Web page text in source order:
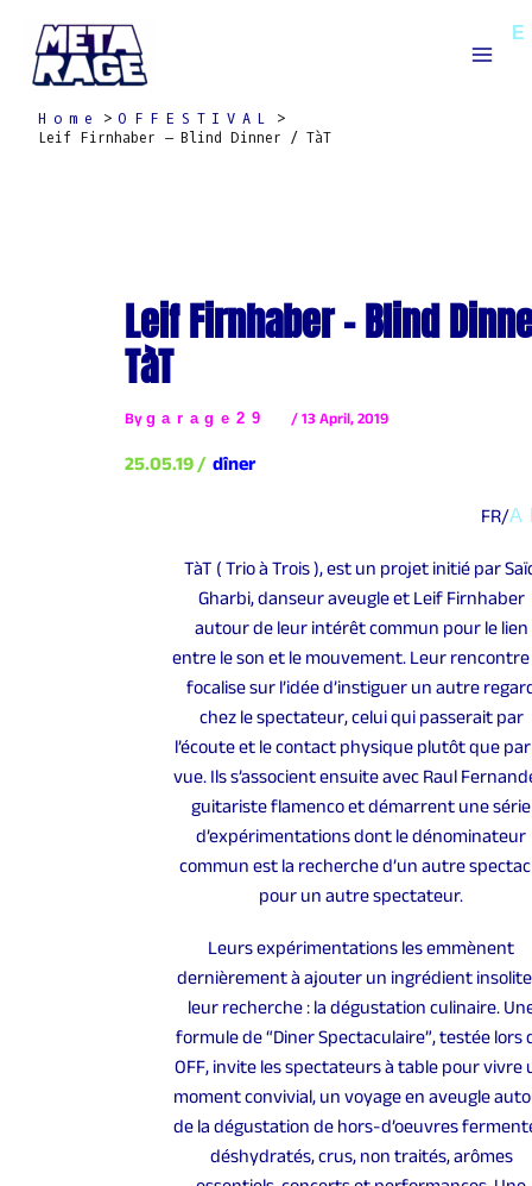
content
Home
OFFESTIVAL
Leif Firnhaber – Blind Dinner / TàT
Leif Firnhaber – Blind
TàT
By garage29 / 13 April, 2019
25.05.19 / dîner
FR/
TàT ( Trio à Trois ), est un projet initié par
Gharbi, danseur aveugle et Leif Firnhaber
autour de leur intérêt commun pour le lien
entre le son et le mouvement. Leur rencontre
focalise sur l’idée d’instiguer un autre
chez le spectateur, celui qui passerait par
l’écoute et le contact physique plutôt que
vue. Ils s’associent ensuite avec Raul
guitariste flamenco et démarrent une série
d’expérimentations dont le dénominateur
commun est la recherche d’un autre
pour un autre spectateur.
Leurs expérimentations les emmènent
dernièrement à ajouter un ingrédient
leur recherche : la dégustation culinaire.
formule de “Diner Spectaculaire”, testée lors
OFF, invite les spectateurs à table pour vivre
moment convivial, un voyage en aveugle
de la dégustation de hors-d’oeuvres
déshydratés, crus, non traités, arômes